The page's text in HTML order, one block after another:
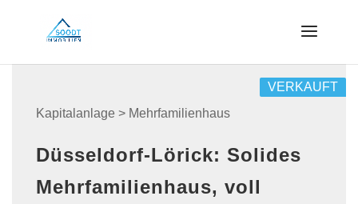
Kapitalanlage > Mehrfamilienhaus
VERKAUFT
Düsseldorf-Lörick: Solides
Mehrfamilienhaus, voll